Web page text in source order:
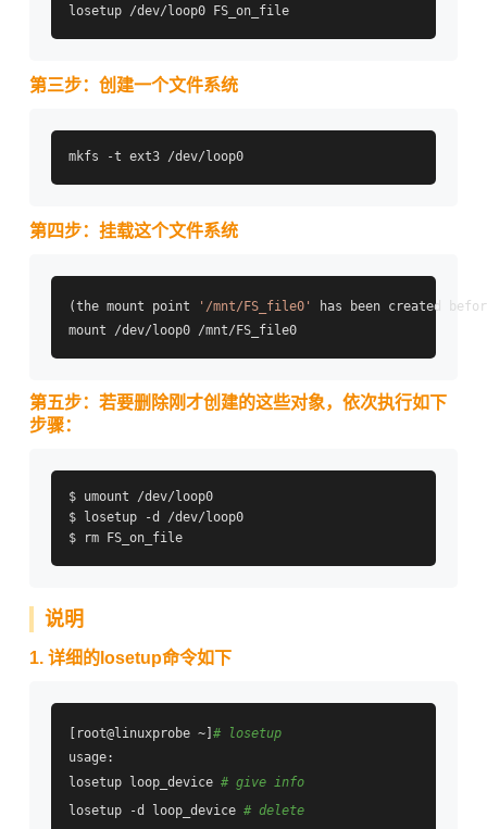
losetup /dev/loop0 FS_on_file
第三步：创建一个文件系统
mkfs -t ext3 /dev/loop0
第四步：挂载这个文件系统
(the mount point '/mnt/FS_file0'
has been created
mount /dev/loop0 /mnt/FS_file0
第五步：若要删除刚才创建的这些对象，依次执行如下
步骤：
$ umount /dev/loop0
$ losetup -d /dev/loop0
$ rm FS_on_file
说明
1. 详细的losetup命令如下
[root@linuxprobe ~] # losetup
usage:
losetup loop_device # give info
losetup -d loop_device # delete